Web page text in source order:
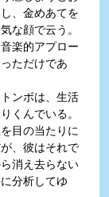
、金めあてを
な顔で云う。
楽的アプロー
ただけであ
ンボは、生活
くんでいる。
目の当たりに
、彼はそれで
消え去らない
分析してゆ